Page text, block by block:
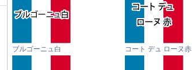
ブルゴーニュ白 コート デュ ローヌ赤